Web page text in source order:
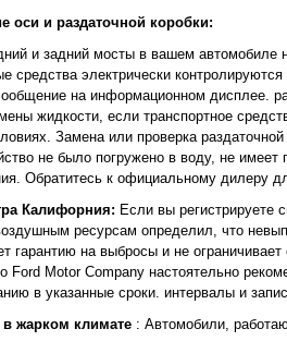
оси и раздаточной коробки:
и задний мосты в вашем автомобиле
средства электрически
на информационном дисплее.
жидкости, если транспортное
Замена или проверка
не было погружено в воду, не имеет
Обратитесь к официальному дилеру
Калифорния: Если вы регистрируете
ресурсам определил, что
гарантию на выбросы и не ограничивает
Motor Company настоятельно
в указанные сроки. интервалы и
жарком климате : Автомобили,